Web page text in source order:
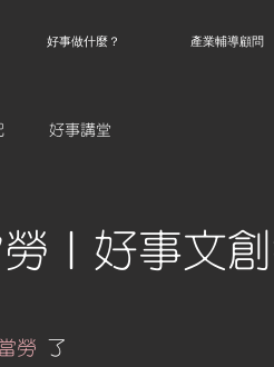
好事做什麼？ 產業輔導顧問
好事講堂
｜好事文
勞 了